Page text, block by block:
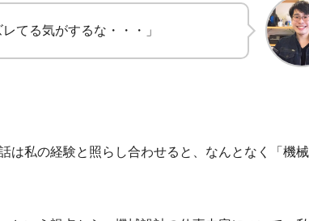
てる気がするな・・・」
は私の経験と照らし合わせると、なんとなく「機